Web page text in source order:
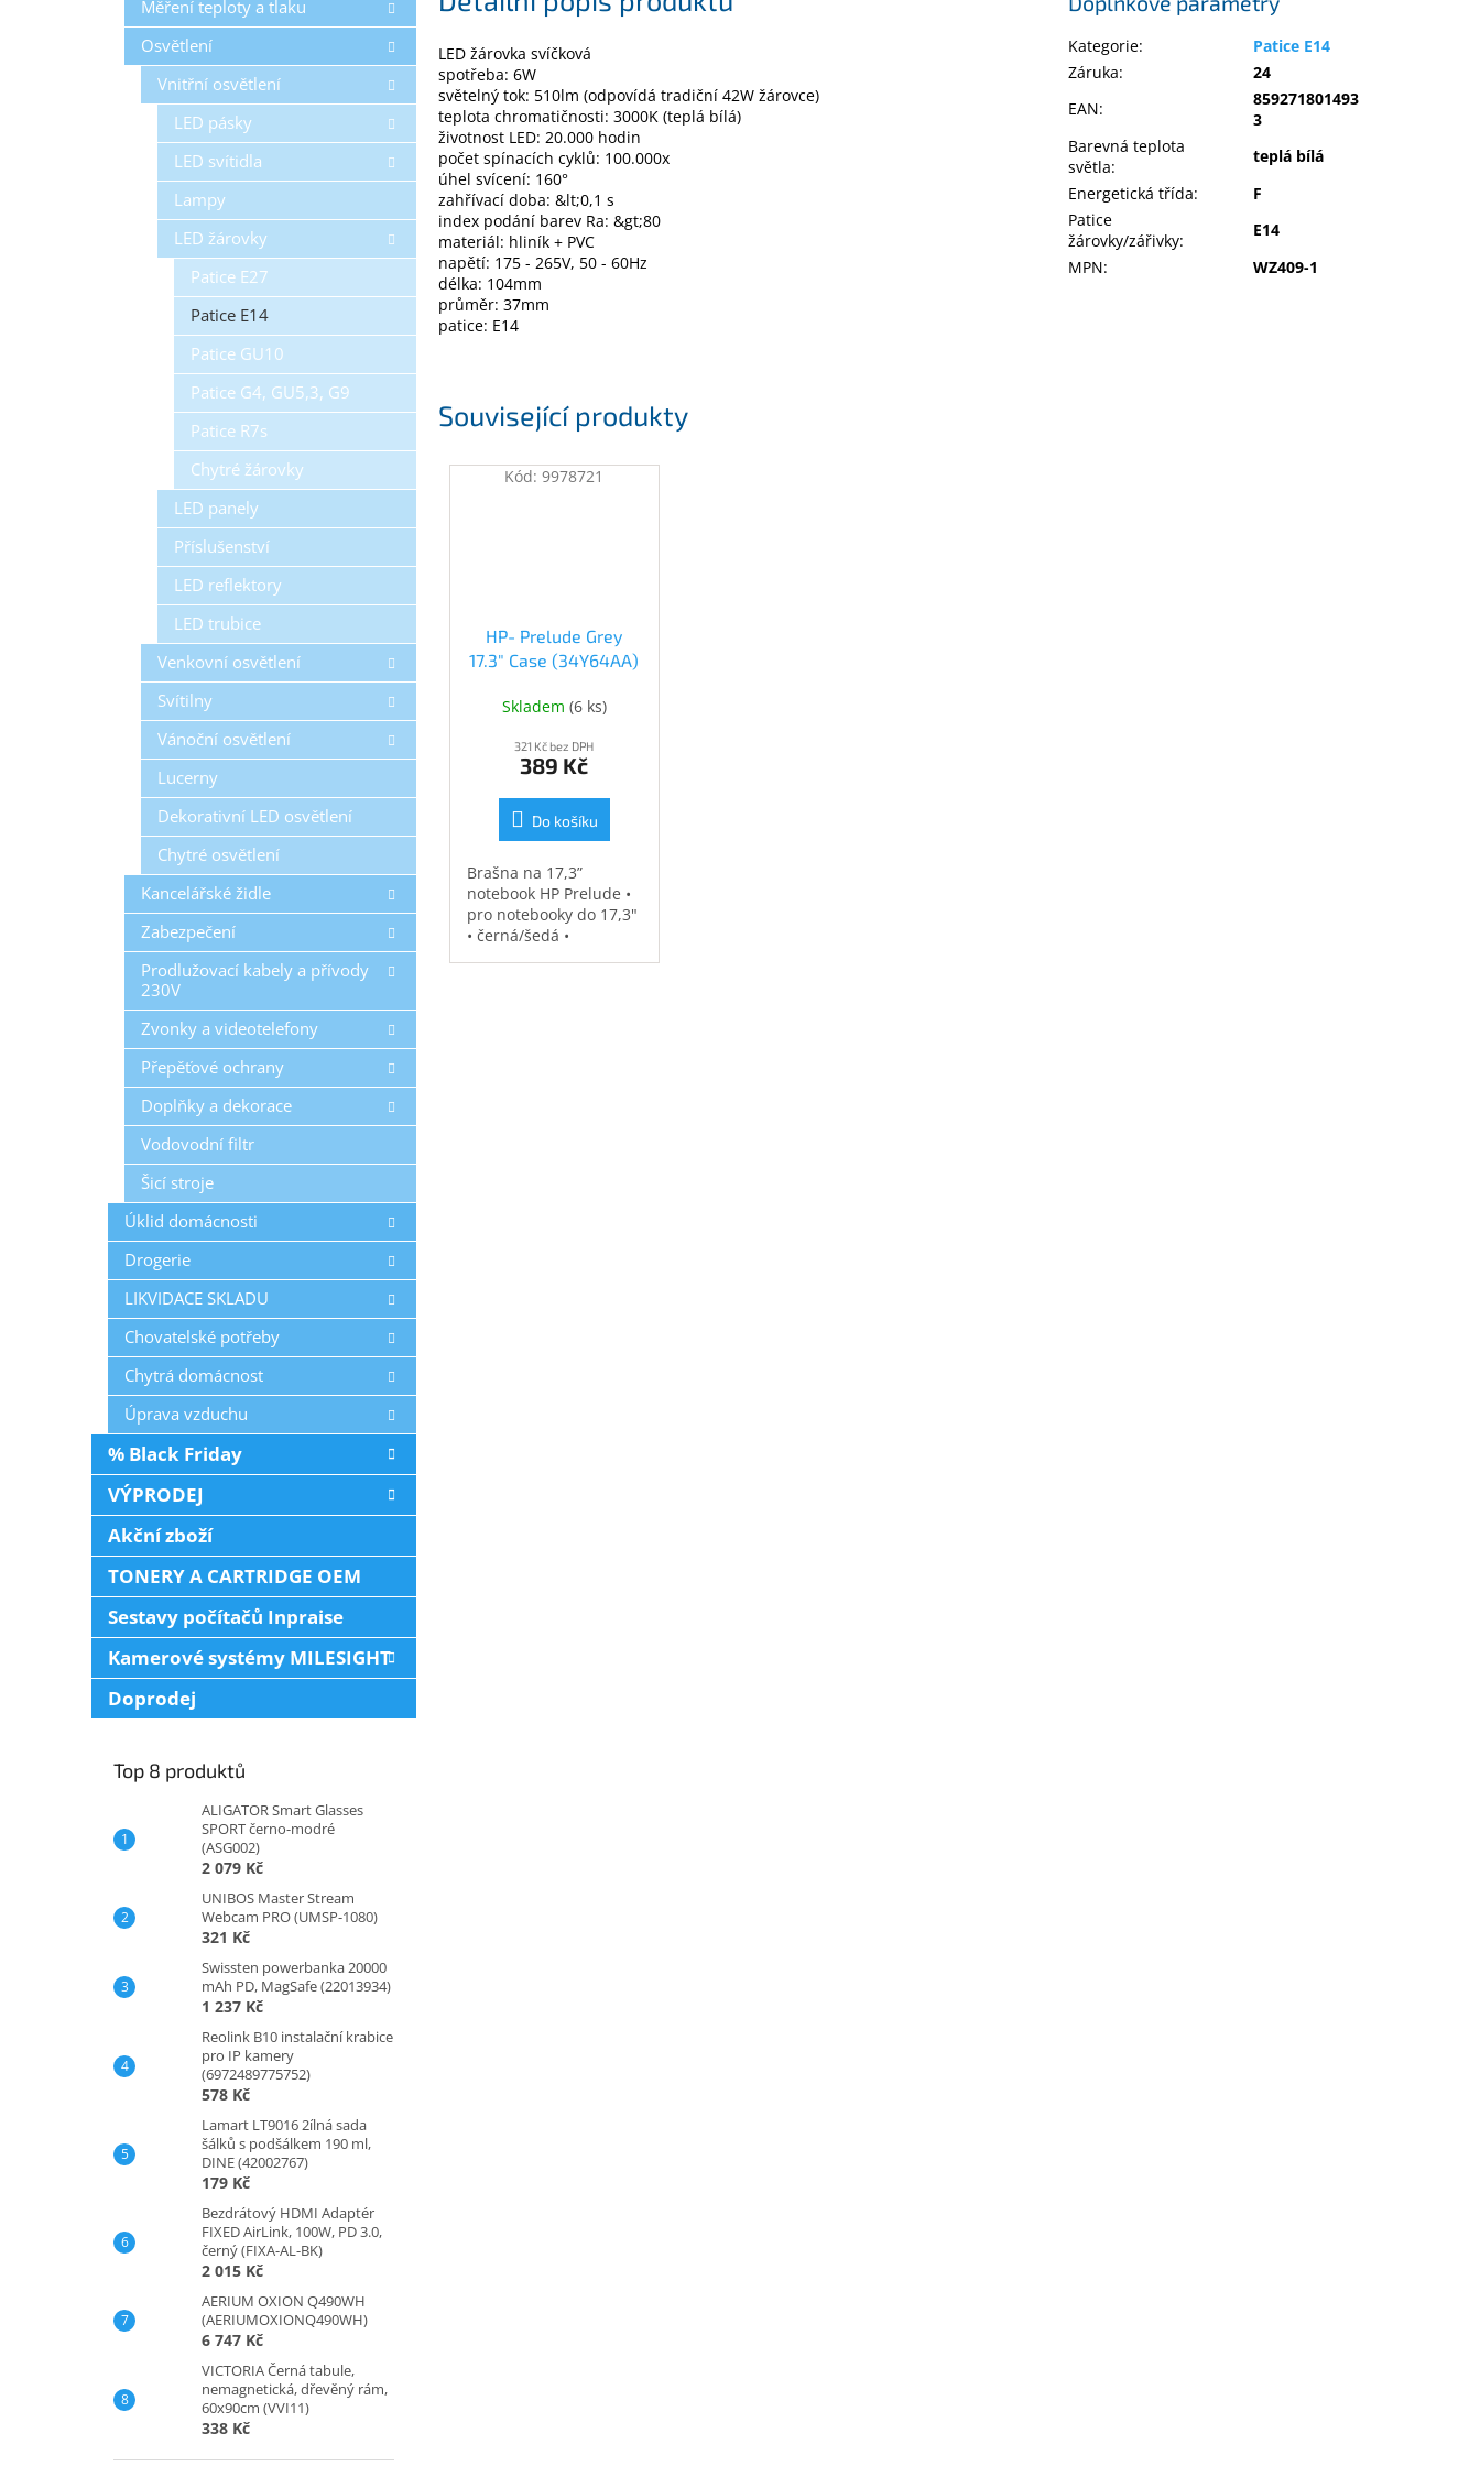
Měření teploty a tlaku
Osvětlení
Vnitřní osvětlení
LED pásky
LED svítidla
Lampy
LED žárovky
Patice E27
Patice E14
Patice GU10
Patice G4, GU5,3, G9
Patice R7s
Chytré žárovky
LED panely
Příslušenství
LED reflektory
LED trubice
Venkovní osvětlení
Svítilny
Vánoční osvětlení
Lucerny
Dekorativní LED osvětlení
Chytré osvětlení
Kancelářské židle
Zabezpečení
Prodlužovací kabely a přívody
230V
Zvonky a videotelefony
Přepěťové ochrany
Doplňky a dekorace
Vodovodní filtr
Šicí stroje
Úklid domácnosti
Drogerie
LIKVIDACE SKLADU
Chovatelské potřeby
Chytrá domácnost
Úprava vzduchu
% Black Friday
VÝPRODEJ
Akční zboží
TONERY A CARTRIDGE OEM
Sestavy počítačů Inpraise
Kamerové systémy MILESIGHT
Doprodej
Top 8 produktů
ALIGATOR Smart Glasses
SPORT černo-modré
(ASG002)
2 079 Kč
UNIBOS Master Stream
Webcam PRO (UMSP-1080)
321 Kč
Swissten powerbanka 20000
mAh PD, MagSafe (22013934)
1 237 Kč
Reolink B10 instalační krabice
pro IP kamery
(6972489775752)
578 Kč
Lamart LT9016 2ílná sada
šálků s podšálkem 190 ml,
DINE (42002767)
179 Kč
Bezdrátový HDMI Adaptér
FIXED AirLink, 100W, PD 3.0,
černý (FIXA-AL-BK)
2 015 Kč
AERIUM OXION Q490WH
(AERIUMOXIONQ490WH)
6 747 Kč
VICTORIA Černá tabule,
nemagnetická, dřevěný rám,
60x90cm (VVI11)
338 Kč
Související produkty
HP- Prelude Grey
17.3" Case (34Y64AA)
Skladem (6 ks)
321 Kč bez DPH
389 Kč
Do košíku
Brašna na 17,3”
notebook HP Prelude •
pro notebooky do 17,3"
• černá/šedá •
Kód:9978721
LED žárovka svíčková
spotřeba: 6W
světelný tok: 510lm (odpovídá tradiční 42W žárovce)
teplota chromatičnosti: 3000K (teplá bílá)
životnost LED: 20.000 hodin
počet spínacích cyklů: 100.000x
úhel svícení: 160°
zahřívací doba: &lt;0,1 s
index podání barev Ra: &gt;80
materiál: hliník + PVC
napětí: 175 - 265V, 50 - 60Hz
délka: 104mm
průměr: 37mm
patice: E14
Kategorie:
Patice E14
Záruka:
24
EAN:
859271801493
3
Barevná teplota
světla:
teplá bílá
Energetická třída:
F
Patice
žárovky/zářivky:
E14
MPN: WZ409-1